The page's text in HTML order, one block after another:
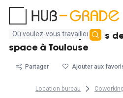
Aucun
trouvé
Location de 16 postes
space à Toulouse
Partager Ajouter aux
Location bureau Coworking